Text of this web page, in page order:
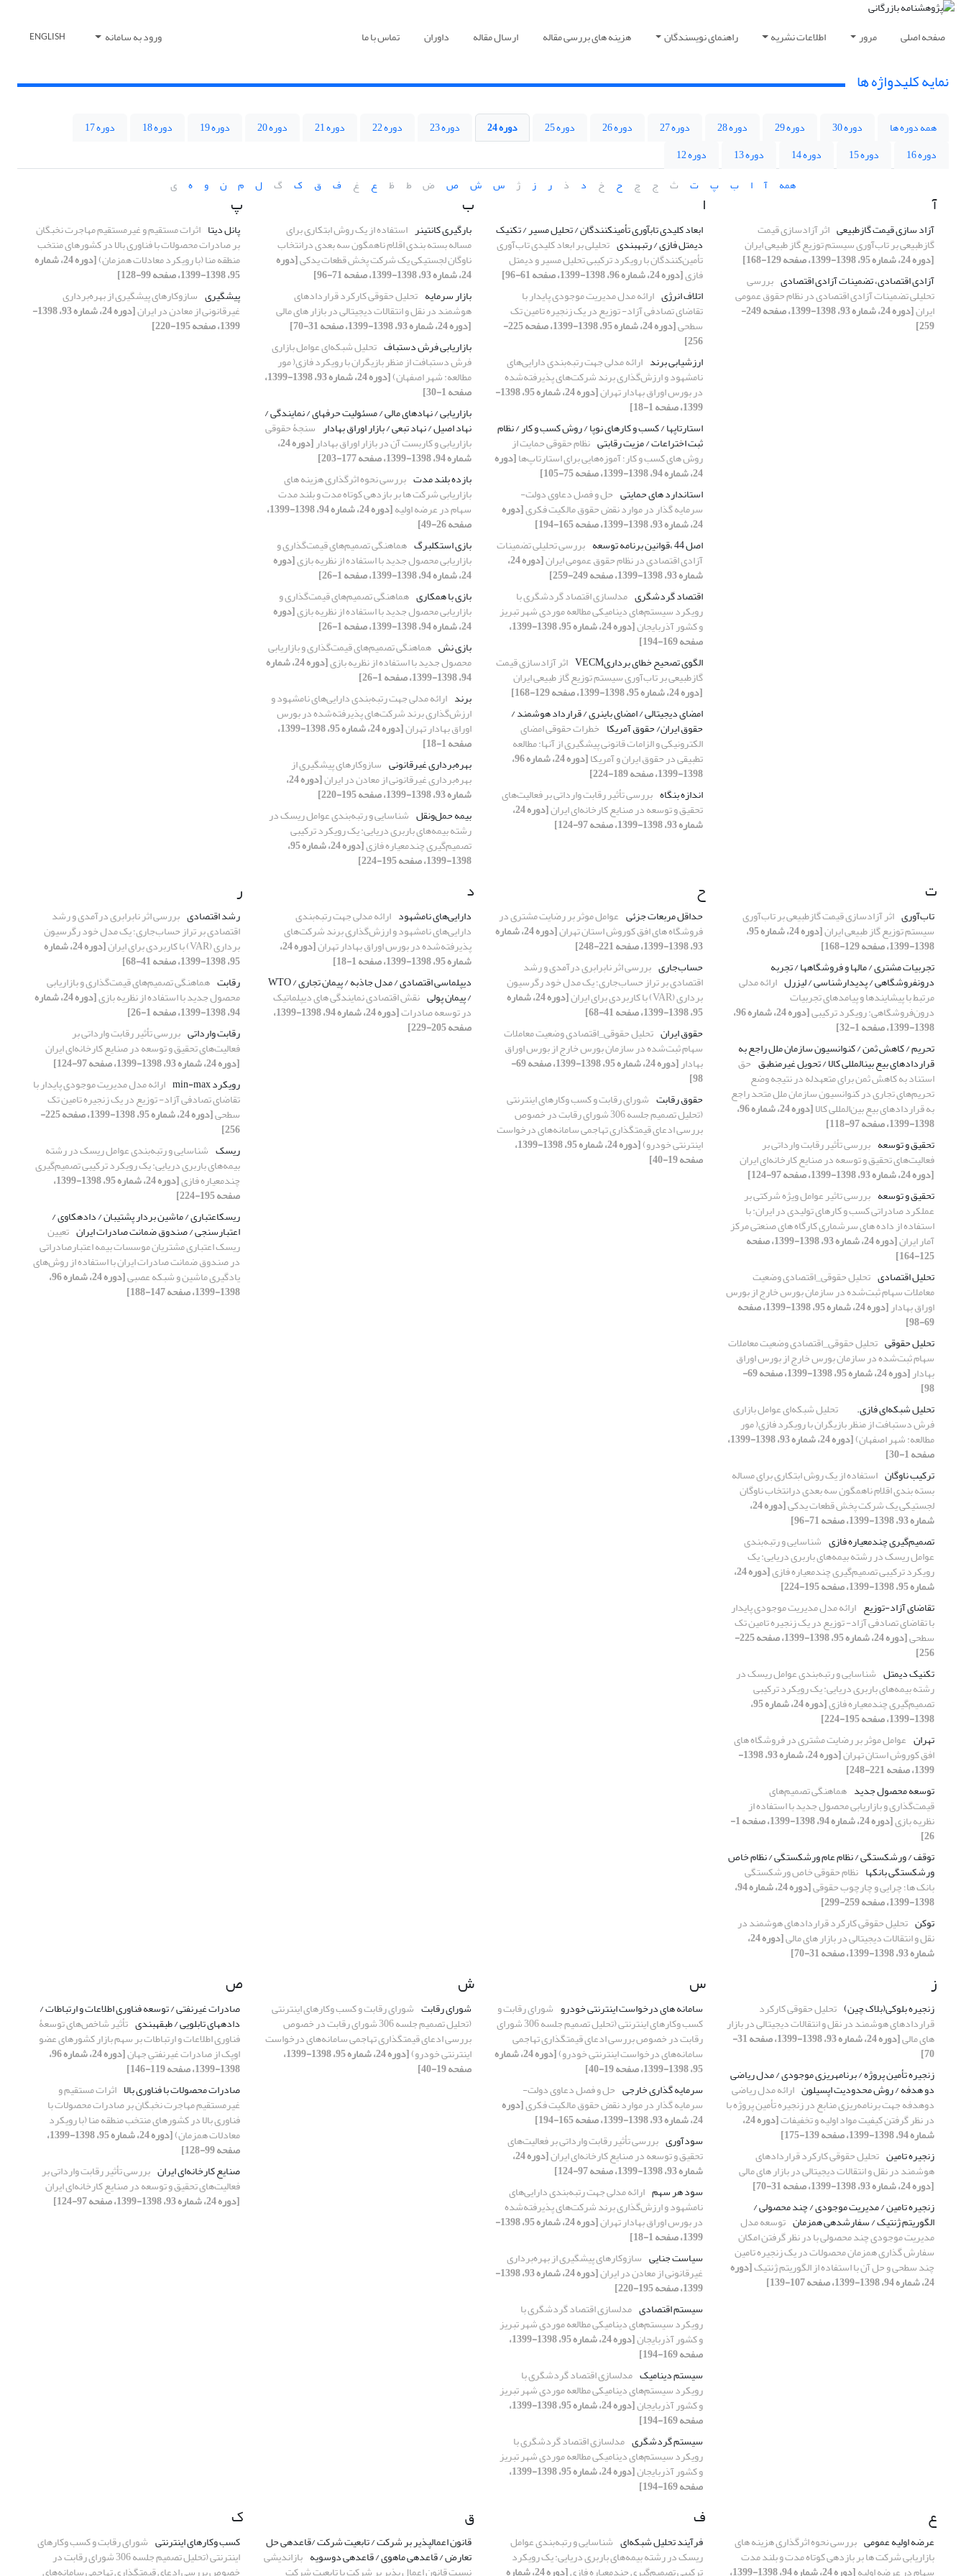
صفحه اصلی مرور اطلاعات نشریه راهنمای نویسندگان هزینه های بررسی مقاله ارسال مقاله داوران تماس با ما ورود به سامانه ENGLISH
نمایه کلیدواژه ها
همه دوره ها دوره 30 دوره 29 دوره 28 دوره 27 دوره 26 دوره 25 دوره 24 دوره 23 دوره 22 دوره 21 دوره 20 دوره 19 دوره 18
دوره 17
دوره 16
دوره 15 دوره 14 دوره 13
دوره 12
همه
آ ا ب پ ت ث ج چ ح خ د ذ ر ز ژ س ش ص ض ط ظ ع غ ف ق ک گ ل م ن و ه ی
آ
آزاد سازی قیمت گازطبیعی اثر آزادسازی قیمت
گازطبیعی بر تاب‌آوری سیستم توزیع گاز طبیعی ایران
[دوره 24، شماره 95، 1398-1399، صفحه 129-168]
آزادی اقتصادی، تضمینات آزادی اقتصادی بررسی
تحلیلی تضمینات آزادی اقتصادی در نظام حقوق عمومی
ایران [دوره 24، شماره 93، 1398-1399، صفحه 249-
259]
ا
ابعاد کلیدی تابآوری تأمینکنندگان / تحلیل مسیر / تکنیک
دیمتل فازی / رتبهبندی تحلیلی بر ابعاد کلیدی تاب‌آوری
تأمین‌کنندگان با رویکرد ترکیبی تحلیل مسیر و دیمتل
فازی[دوره 24، شماره 96، 1398-1399، صفحه 61-96]
اتلاف انرژی ارائه مدل مدیریت موجودی پایدار با
تقاضای تصادفی آزاد- توزیع در یک زنجیره تامین تک
سطحی [دوره 24، شماره 95، 1398-1399، صفحه 225-
256]
ارزشیابی برند ارائه مدلی جهت رتبه‌بندی دارایی‌های
نامشهود و ارزش‌گذاری برند شرکت‌های پذیرفته‌شده
در بورس اوراق بهادار تهران [دوره 24، شماره 95، 1398-
1399، صفحه 1-18]
استارتاپها / کسب و کارهای نوپا / روش کسب و کار / نظام
ثبت اختراعات / مزیت رقابتی نظام حقوقی حمایت از
روش های کسب و کار؛ آموزه‌هایی برای استارتاپ‌ها[دوره
24، شماره 94، 1398-1399، صفحه 75-105]
استاندارد های حمایتی حل و فصل دعاوی دولت-
سرمایه گذار در موارد نقض حقوق مالکیت فکری[دوره
24، شماره 93، 1398-1399، صفحه 165-194]
اصل 44 ،قوانین برنامه توسعه
بررسی تحلیلی تضمینات
آزادی اقتصادی در نظام حقوق عمومی ایران [دوره 24،
شماره 93، 1398-1399، صفحه 249-259]
اقتصاد گردشگری
مدل‎سازی اقتصاد گردشگری با
رویکرد سیستم‌های دینامیکی مطالعه موردی شهر تبریز
و کشور آذربایجان [دوره 24، شماره 95، 1398-1399،
صفحه 169-194]
الگوی تصحیح خطای برداریVECM
اثر آزادسازی قیمت
گازطبیعی بر تاب‌آوری سیستم توزیع گاز طبیعی ایران
[دوره 24، شماره 95، 1398-1399، صفحه 129-168]
امضای دیجیتالی / امضای باینری / قرارداد هوشمند /
حقوق ایران/ حقوق آمریکا خطرات حقوقی امضای
الکترونیکی و الزامات قانونی پیشگیری از آنها: مطالعه
تطبیقی در حقوق ایران و آمریکا [دوره 24، شماره 96،
1398-1399، صفحه 189-224]
اندازه بنگاه بررسی تأثیر رقابت وارداتی بر فعالیت‌های
تحقیق و توسعه در صنایع کارخانه‌ای ایران [دوره 24،
شماره 93، 1398-1399، صفحه 97-124]
ب
بارگیری کانتینر استفاده از یک روش ابتکاری برای
مساله بسته بندی اقلام ناهمگون سه بعدی درانتخاب
ناوگان لجستیکی یک شرکت پخش قطعات یدکی[دوره
24، شماره 93، 1398-1399، صفحه 71-96]
بازار سرمایه تحلیل حقوقی کارکرد قراردادهای
هوشمند در نقل و انتقالات دیجیتالی در بازار های مالی
[دوره 24، شماره 93، 1398-1399، صفحه 31-70]
بازاریابی فرش دستباف تحلیل شبکه‌ای عوامل بازاری
فرش دستبافت از منظر بازیگران با رویکرد فازی( مور
مطالعه: شهر اصفهان) [دوره 24، شماره 93، 1398-1399،
صفحه 1-30]
بازاریابی / نهادهای مالی / مسئولیت حرفهای / نمایندگی /
نهاد اصیل / نهاد تبعی / بازار اوراق بهادار سنجۀ حقوقی
بازاریابی و کاربست آن در بازار اوراق بهادار [دوره 24،
شماره 94، 1398-1399، صفحه 177-203]
بازده بلند مدت بررسی نحوه اثرگذاری هزینه های
بازاریابی شرکت ها بر بازدهی کوتاه ‏مدت و بلند مدت
سهام در عرضه اولیه [دوره 24، شماره 94، 1398-1399،
صفحه 26-49]
بازی استکلبرگ هماهنگی تصمیم‌های قیمت‌گذاری و
بازاریابی محصول جدید با استفاده از نظریه بازی[دوره
24، شماره 94، 1398-1399، صفحه 1-26]
بازی با همکاری هماهنگی تصمیم‌های قیمت‌گذاری و
بازاریابی محصول جدید با استفاده از نظریه بازی[دوره
24، شماره 94، 1398-1399، صفحه 1-26]
بازی نش هماهنگی تصمیم‌های قیمت‌گذاری و بازاریابی
محصول جدید با استفاده از نظریه بازی [دوره 24، شماره
94، 1398-1399، صفحه 1-26]
برند ارائه مدلی جهت رتبه‌بندی دارایی‌های نامشهود و
ارزش‌گذاری برند شرکت‌های پذیرفته‌شده در بورس
اوراق بهادار تهران [دوره 24، شماره 95، 1398-1399،
صفحه 1-18]
بهره‌برداری غیرقانونی سازوکارهای پیشگیری از
بهره‌برداری غیرقانونی از معادن در ایران [دوره 24،
شماره 93، 1398-1399، صفحه 195-220]
بیمه حمل‌ونقل شناسایی و رتبه‌بندی عوامل ریسک در
رشته بیمه‌های باربری دریایی: یک رویکرد ترکیبی
تصمیم‌گیری چندمعیاره فازی [دوره 24، شماره 95،
1398-1399، صفحه 195-224]
پ
پانل دیتا اثرات مستقیم و غیرمستقیم مهاجرت نخبگان
بر صادرات محصولات با فناوری بالا در کشورهای منتخب
منطقه منا (با رویکرد معادلات همزمان) [دوره 24، شماره
95، 1398-1399، صفحه 99-128]
پیشگیری سازوکارهای پیشگیری از بهره‌برداری
غیرقانونی از معادن در ایران [دوره 24، شماره 93، 1398-
1399، صفحه 195-220]
ت
تاب‌آوری اثر آزادسازی قیمت گازطبیعی بر تاب‌آوری
سیستم توزیع گاز طبیعی ایران [دوره 24، شماره 95،
1398-1399، صفحه 129-168]
تجربیات مشتری / مالها و فروشگاهها / تجربه
درونفروشگاهی / پدیدارشناسی / لیزرل ارائه مدلی
مرتبط با پیشایندها و پیامدهای تجربیات
درون‌فروشگاهی: رویکرد ترکیبی [دوره 24، شماره 96،
1398-1399، صفحه 1-32]
تحریم / کاهش ثمن / کنوانسیون سازمان ملل راجع به
قراردادهای بیع بینالمللی کالا / تحویل غیرمنطبق حق
استناد به کاهش ثمن برای متعهدله در نتیجه وضع
تحریم‌های تجاری در کنوانسیون سازمان ملل متحد راجع
به قراردادهای بیع بین‌المللی کالا [دوره 24، شماره 96،
1398-1399، صفحه 97-118]
تحقیق و توسعه بررسی تأثیر رقابت وارداتی بر
فعالیت‌های تحقیق و توسعه در صنایع کارخانه‌ای ایران
[دوره 24، شماره 93، 1398-1399، صفحه 97-124]
تحقیق و توسعه بررسی تاثیر عوامل ویژه شرکتی بر
عملکرد صادراتی کسب و کارهای تولیدی در ایران: با
استفاده از داده های سرشماری کارگاه های صنعتی مرکز
آمار ایران [دوره 24، شماره 93، 1398-1399، صفحه
125-164]
تحلیل اقتصادی تحلیل حقوقی_اقتصادی وضعیت
معاملات سهام ثبت‌شده در سازمان بورس خارج از بورس
اوراق بهادار [دوره 24، شماره 95، 1398-1399، صفحه
69-98]
تحلیل حقوقی تحلیل حقوقی_اقتصادی وضعیت معاملات
سهام ثبت‌شده در سازمان بورس خارج از بورس اوراق
بهادار [دوره 24، شماره 95، 1398-1399، صفحه 69-
98]
تحلیل شبکه‌ای فازی.
تحلیل شبکه‌ای عوامل بازاری
فرش دستبافت از منظر بازیگران با رویکرد فازی( مور
مطالعه: شهر اصفهان) [دوره 24، شماره 93، 1398-1399،
صفحه 1-30]
ترکیب ناوگان استفاده از یک روش ابتکاری برای مساله
بسته بندی اقلام ناهمگون سه بعدی درانتخاب ناوگان
لجستیکی یک شرکت پخش قطعات یدکی [دوره 24،
شماره 93، 1398-1399، صفحه 71-96]
تصمیم‌گیری چندمعیاره فازی شناسایی و رتبه‌بندی
عوامل ریسک در رشته بیمه‌های باربری دریایی: یک
رویکرد ترکیبی تصمیم‌گیری چندمعیاره فازی [دوره 24،
شماره 95، 1398-1399، صفحه 195-224]
تقاضای آزاد-توزیع ارائه مدل مدیریت موجودی پایدار
با تقاضای تصادفی آزاد- توزیع در یک زنجیره تامین تک
سطحی [دوره 24، شماره 95، 1398-1399، صفحه 225-
256]
تکنیک دیمتل شناسایی و رتبه‌بندی عوامل ریسک در
رشته بیمه‌های باربری دریایی: یک رویکرد ترکیبی
تصمیم‌گیری چندمعیاره فازی [دوره 24، شماره 95،
1398-1399، صفحه 195-224]
تهران عوامل موثر بر رضایت مشتری در فروشگاه های
افق کوروش استان تهران [دوره 24، شماره 93، 1398-
1399، صفحه 221-248]
توسعه محصول جدید هماهنگی تصمیم‌های
قیمت‌گذاری و بازاریابی محصول جدید با استفاده از
نظریه بازی [دوره 24، شماره 94، 1398-1399، صفحه 1-
26]
توقف / ورشکستگی / نظام عام ورشکستگی / نظام خاص
ورشکستگی بانکها نظام حقوقی خاص ورشکستگی
بانک ها؛ چرایی و چارچوب حقوقی [دوره 24، شماره 94،
1398-1399، صفحه 259-299]
توکن تحلیل حقوقی کارکرد قراردادهای هوشمند در
نقل و انتقالات دیجیتالی در بازار های مالی [دوره 24،
شماره 93، 1398-1399، صفحه 31-70]
ح
حداقل مربعات جزئی عوامل موثر بر رضایت مشتری در
فروشگاه های افق کوروش استان تهران [دوره 24، شماره
93، 1398-1399، صفحه 221-248]
حساب‌جاری بررسی اثر نابرابری درآمدی و رشد
اقتصادی بر تراز حساب‌جاری؛ یک مدل خود رگرسیون
برداری (VAR) با کاربردی برای ایران [دوره 24، شماره
95، 1398-1399، صفحه 41-68]
حقوق ایران تحلیل حقوقی_اقتصادی وضعیت معاملات
سهام ثبت‌شده در سازمان بورس خارج از بورس اوراق
بهادار [دوره 24، شماره 95، 1398-1399، صفحه 69-
98]
حقوق رقابت شورای رقابت و کسب وکارهای اینترنتی
(تحلیل تصمیم جلسه 306 شورای رقابت در خصوص
بررسی ادعای قیمتگذاری تهاجمی سامانه‌های درخواست
اینترنتی خودرو) [دوره 24، شماره 95، 1398-1399،
صفحه 19-40]
د
دارایی‌های نامشهود ارائه مدلی جهت رتبه‌بندی
دارایی‌های نامشهود و ارزش‌گذاری برند شرکت‌های
پذیرفته‌شده در بورس اوراق بهادار تهران [دوره 24،
شماره 95، 1398-1399، صفحه 1-18]
دیپلماسی اقتصادی / مدل جاذبه / پیمان تجاری / WTO
/ پیمان پولی نقش اقتصادی نمایندگی های دیپلماتیک
در توسعه صادرات [دوره 24، شماره 94، 1398-1399،
صفحه 205-229]
ر
رشد اقتصادی بررسی اثر نابرابری درآمدی و رشد
اقتصادی بر تراز حساب‌جاری؛ یک مدل خود رگرسیون
برداری (VAR) با کاربردی برای ایران [دوره 24، شماره
95، 1398-1399، صفحه 41-68]
رقابت هماهنگی تصمیم‌های قیمت‌گذاری و بازاریابی
محصول جدید با استفاده از نظریه بازی [دوره 24، شماره
94، 1398-1399، صفحه 1-26]
رقابت وارداتی بررسی تأثیر رقابت وارداتی بر
فعالیت‌های تحقیق و توسعه در صنایع کارخانه‌ای ایران
[دوره 24، شماره 93، 1398-1399، صفحه 97-124]
رویکرد min-max
ارائه مدل مدیریت موجودی پایدار با
تقاضای تصادفی آزاد- توزیع در یک زنجیره تامین تک
سطحی [دوره 24، شماره 95، 1398-1399، صفحه 225-
256]
ریسک شناسایی و رتبه‌بندی عوامل ریسک در رشته
بیمه‌های باربری دریایی: یک رویکرد ترکیبی تصمیم‌گیری
چندمعیاره فازی [دوره 24، شماره 95، 1398-1399،
صفحه 195-224]
ریسکاعتباری / ماشین بردار پشتیبان / دادهکاوی /
اعتبارسنجی / صندوق ضمانت صادرات ایران ‌‌تعیین
ریسک ‌اعتباری مشتریان موسسات بیمه اعتبار‌صادراتی
در صندوق ضمانت صادرات ایران با استفاده از روش‌های
یادگیری ماشین و شبکه عصبی [دوره 24، شماره 96،
1398-1399، صفحه 147-188]
ز
زنجیره بلوکی(بلاک چین) تحلیل حقوقی کارکرد
قراردادهای هوشمند در نقل و انتقالات دیجیتالی در بازار
های مالی [دوره 24، شماره 93، 1398-1399، صفحه 31-
70]
زنجیره تأمین پروژه / برنامهریزی موجودی / مدل ریاضی
دو هدفه / روش محدودیت اپسیلون ارائه مدل ریاضی
دوهدفه جهت برنامه‌ریزی منابع در زنجیره تأمین پروژه با
در نظر گرفتن کیفیت مواد اولیه و تخفیفات [دوره 24،
شماره 94، 1398-1399، صفحه 139-175]
زنجیره تامین تحلیل حقوقی کارکرد قراردادهای
هوشمند در نقل و انتقالات دیجیتالی در بازار های مالی
[دوره 24، شماره 93، 1398-1399، صفحه 31-70]
زنجیره تامین / مدیریت موجودی / چند محصولی /
الگوریتم ژنتیک / سفارشدهی همزمان توسعه مدل
مدیریت موجودی چند محصولی با در نظر گرفتن امکان
سفارش گذاری همزمان محصولات در یک زنجیره تامین
چند سطحی و حل آن با استفاده از الگوریتم ژنتیک[دوره
24، شماره 94، 1398-1399، صفحه 107-139]
س
سامانه های درخواست اینترنتی خودرو شورای رقابت و
کسب وکارهای اینترنتی (تحلیل تصمیم جلسه 306 شورای
رقابت در خصوص بررسی ادعای قیمتگذاری تهاجمی
سامانه‌های درخواست اینترنتی خودرو) [دوره 24، شماره
95، 1398-1399، صفحه 19-40]
سرمایه گذاری خارجی حل و فصل دعاوی دولت-
سرمایه گذار در موارد نقض حقوق مالکیت فکری[دوره
24، شماره 93، 1398-1399، صفحه 165-194]
سودآوری بررسی تأثیر رقابت وارداتی بر فعالیت‌های
تحقیق و توسعه در صنایع کارخانه‌ای ایران [دوره 24،
شماره 93، 1398-1399، صفحه 97-124]
سود هر سهم ارائه مدلی جهت رتبه‌بندی دارایی‌های
نامشهود و ارزش‌گذاری برند شرکت‌های پذیرفته‌شده
در بورس اوراق بهادار تهران [دوره 24، شماره 95، 1398-
1399، صفحه 1-18]
سیاست جنایی سازوکارهای پیشگیری از بهره‌برداری
غیرقانونی از معادن در ایران [دوره 24، شماره 93، 1398-
1399، صفحه 195-220]
سیستم اقتصادی
مدل‎سازی اقتصاد گردشگری با
رویکرد سیستم‌های دینامیکی مطالعه موردی شهر تبریز
و کشور آذربایجان [دوره 24، شماره 95، 1398-1399،
صفحه 169-194]
سیستم دینامیک
مدل‎سازی اقتصاد گردشگری با
رویکرد سیستم‌های دینامیکی مطالعه موردی شهر تبریز
و کشور آذربایجان [دوره 24، شماره 95، 1398-1399،
صفحه 169-194]
سیستم گردشگری
مدل‎سازی اقتصاد گردشگری با
رویکرد سیستم‌های دینامیکی مطالعه موردی شهر تبریز
و کشور آذربایجان [دوره 24، شماره 95، 1398-1399،
صفحه 169-194]
ش
شورای رقابت شورای رقابت و کسب وکارهای اینترنتی
(تحلیل تصمیم جلسه 306 شورای رقابت در خصوص
بررسی ادعای قیمتگذاری تهاجمی سامانه‌های درخواست
اینترنتی خودرو) [دوره 24، شماره 95، 1398-1399،
صفحه 19-40]
ص
صادرات غیرنفتی / توسعه فناوری اطلاعات و ارتباطات /
دادههای تابلویی / طبقهبندی تأثیر شاخص‌های توسعۀ
فناوری اطلاعات و ارتباطات بر سهم بازار کشورهای عضو
اوپک از صادرات غیرنفتیِ جهان [دوره 24، شماره 96،
1398-1399، صفحه 119-146]
صادرات محصولات با فناوری بالا اثرات مستقیم و
غیرمستقیم مهاجرت نخبگان بر صادرات محصولات با
فناوری بالا در کشورهای منتخب منطقه منا (با رویکرد
معادلات همزمان) [دوره 24، شماره 95، 1398-1399،
صفحه 99-128]
صنایع کارخانه‌ای ایران بررسی تأثیر رقابت وارداتی بر
فعالیت‌های تحقیق و توسعه در صنایع کارخانه‌ای ایران
[دوره 24، شماره 93، 1398-1399، صفحه 97-124]
ع
عرضه اولیه عمومی بررسی نحوه اثرگذاری هزینه های
بازاریابی شرکت ها بر بازدهی کوتاه ‏مدت و بلند مدت
سهام در عرضه اولیه [دوره 24، شماره 94، 1398-1399،
ف
فرآیند تحلیل شبکه‌ای شناسایی و رتبه‌بندی عوامل
ریسک در رشته بیمه‌های باربری دریایی: یک رویکرد
ترکیبی تصمیم‌گیری چندمعیاره فازی [دوره 24، شماره
ق
قانون اعمالپذیر بر شرکت / تابعیت شرکت /قاعدهی حل
تعارض / قاعدهی ماهوی / قاعدهی دوسویه بازاندیشی
نسبت قانون اعمال پذیر بر شرکت با تابعیت شرکت
ک
کسب وکارهای اینترنتی شورای رقابت و کسب وکارهای
اینترنتی (تحلیل تصمیم جلسه 306 شورای رقابت در
خصوص بررسی ادعای قیمتگذاری تهاجمی سامانه‌های